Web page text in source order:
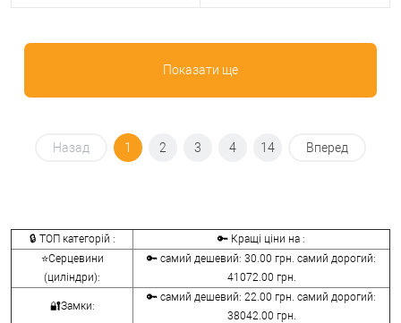
Показати ще
Назад 1 2 3 4 14 Вперед
🔒 ТОП категорій :
🔑 Кращі ціни на :
⭐Серцевини
(циліндри):
🔑 самий дешевий: 30.00 грн. самий дорогий:
41072.00 грн.
🔐Замки:
🔑 самий дешевий: 22.00 грн. самий дорогий:
38042.00 грн.